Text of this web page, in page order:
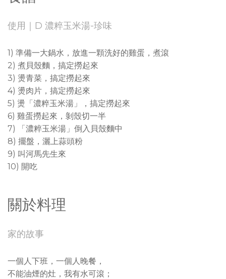
使用｜D 濃粹玉米湯-珍味
1) 準備一大鍋水，放進一顆洗好的雞蛋，煮滾
2) 煮貝殼麵，搞定撈起來
3) 燙青菜，搞定撈起來
4) 燙肉片，搞定撈起來
5) 燙「濃粹玉米湯」，搞定撈起來
6) 雞蛋撈起來，剝殼切一半
7) 「濃粹玉米湯」倒入貝殼麵中
8) 擺盤，灑上蒜頭粉
9) 叫河馬先生來
10) 開吃
關於料理
家的故事
一個人下班，一個人晚餐，
不能油煙的灶，我有水可滾；